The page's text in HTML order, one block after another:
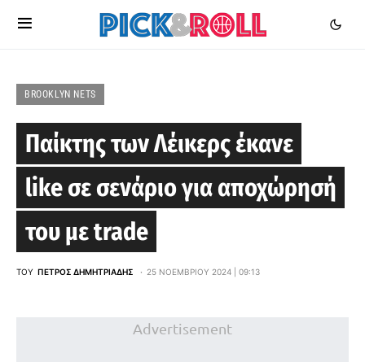
BROOKLYN NETS
Παίκτης των Λέικερς έκανε
like σε σενάριο για αποχώρησή
του με trade
ΤΟΥ ΠΈΤΡΟΣ ΔΗΜΗΤΡΙΆΔΗΣ 25 ΝΟΕΜΒΡΊΟΥ 2024 | 09:13
Advertisement